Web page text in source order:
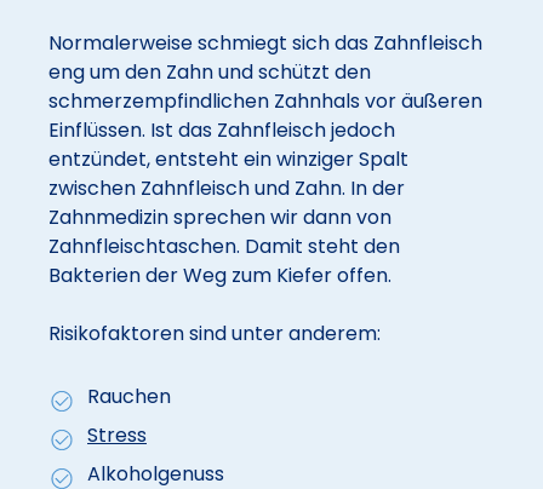
Normalerweise schmiegt sich das Zahnfleisch
eng um den Zahn und schützt den
schmerzempfindlichen Zahnhals vor äußeren
Einflüssen. Ist das Zahnfleisch jedoch
entzündet, entsteht ein winziger Spalt
zwischen Zahnfleisch und Zahn. In der
Zahnmedizin sprechen wir dann von
Zahnfleischtaschen. Damit steht den
Bakterien der Weg zum Kiefer offen.
Risikofaktoren sind unter anderem:
Rauchen
Stress
Alkoholgenuss